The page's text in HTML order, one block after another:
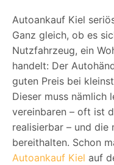
Autoankauf Kiel
Ganz gleich, ob es
Nutzfahrzeug, ein
handelt: Der
guten Preis bei
Dieser muss nämlich
vereinbaren – oft ist
realisierbar – und die
bereithalten. Schon
Autoankauf Kiel auf